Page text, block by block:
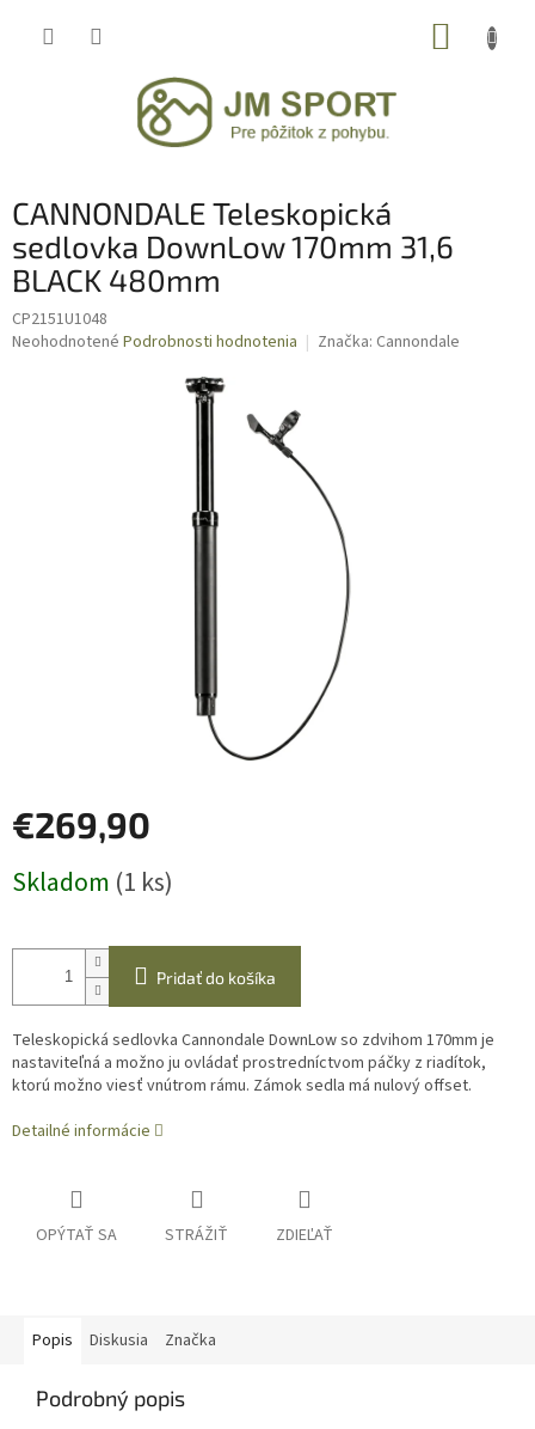
CANNONDALE Teleskopická
sedlovka DownLow 170mm 31,6
BLACK 480mm
CP2151U1048
Priemerné
Neohodnotené Podrobnosti hodnotenia Značka: Cannondale
€269,90
cena:
Skladom (1 ks)
Pridať do košíka
Teleskopická sedlovka Cannondale DownLow so zdvihom 170mm je
nastaviteľná a možno ju ovládať prostredníctvom páčky z riadítok,
ktorú možno viesť vnútrom rámu. Zámok sedla má nulový offset.
Detailné informácie
OPÝTAŤ SA STRÁŽIŤ ZDIEĽAŤ
Popis Diskusia Značka
Podrobný popis